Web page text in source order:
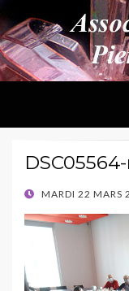
ANPF
Association
POSTED
MARDI 22 MARS